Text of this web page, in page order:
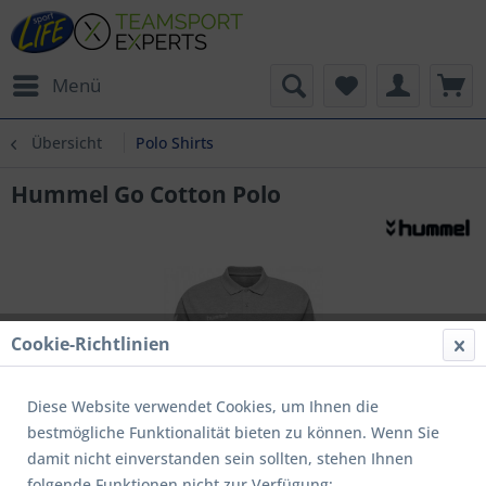
Menü
Übersicht Polo Shirts
Hummel Go Cotton Polo
Cookie-Richtlinien
Diese Website verwendet Cookies, um Ihnen die
bestmögliche Funktionalität bieten zu können. Wenn Sie
damit nicht einverstanden sein sollten, stehen Ihnen